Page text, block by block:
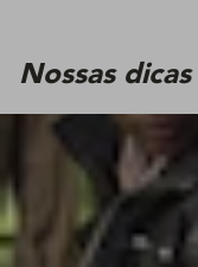
Nossas